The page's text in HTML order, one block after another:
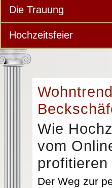
Die Trauung
Hochzeitsfeier
Wie
vom
profitieren
Der Weg zur